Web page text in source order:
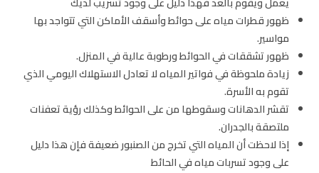
ظهور قطرات مياه على حوائط وأسقف الأماكن التي تتواجد بها
مواسير.
ظهور تشققات في الحوائط ورطوبة عالية في المنزل.
زيادة ملحوظة في فواتير المياه لا تعادل الاستهلاك اليومي الذي
تقوم به الأسرة.
تقشر الدهانات وسقوطها من على الحوائط وكذلك رؤية تعفنات
ملتصقة بالجدران.
إذا لاحظت أن المياه التي تخرج من الصنبور ضعيفة فإن هذا دليل
على وجود تسربات مياه في الحائط